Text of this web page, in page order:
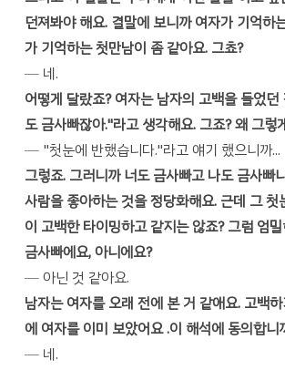
던져봐야 해요. 결말에 보니까 여자가 기억하
가 기억하는 첫만남이 좀 같아요. 그쵸?
─ 네.
어떻게 달랐죠? 여자는 남자의 고백을 들었
도 금사빠잖아."라고 생각해요. 그죠? 왜 그렇
─ "첫눈에 반했습니다."라고 얘기 했으니까...
그렇죠. 그러니까 너도 금사빠고 나도 금사빠
사람을 좋아하는 것을 정당화해요. 근데 그 첫
이 고백한 타이밍하고 같지는 않죠? 그럼 엄
금사빠에요, 아니에요?
─ 아닌 것 같아요.
남자는 여자를 오래 전에 본 거 같애요. 고백
에 여자를 이미 보았어요 .이 해석에 동의합니
─ 네.